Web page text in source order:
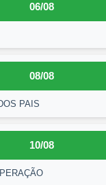
06/08
08/08
PAIS
10/08